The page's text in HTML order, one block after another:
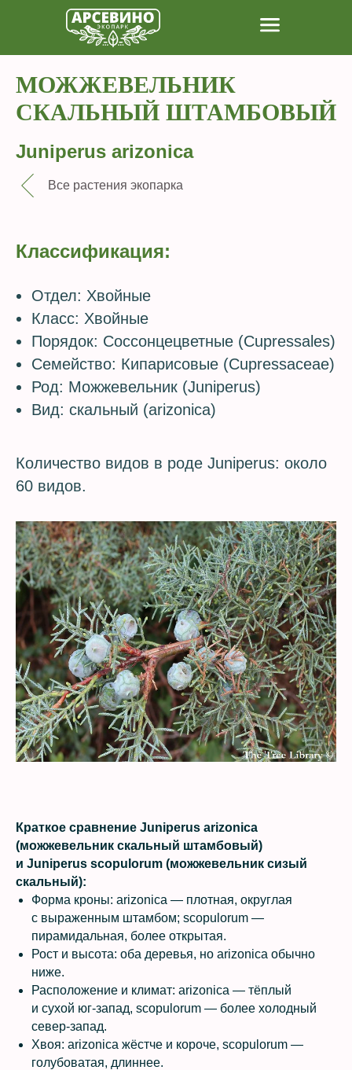
МОЖЖЕВЕЛЬНИК
СКАЛЬНЫЙ ШТАМБОВЫЙ
Juniperus arizonica
Все растения экопарка
Классификация:
Отдел: Хвойные
Класс: Хвойные
Порядок: Соссонцецветные (Cupressales)
Семейство: Кипарисовые (Cupressaceae)
Род: Можжевельник (Juniperus)
Вид: скальный (arizonica)
Количество видов в роде Juniperus: около
60 видов.
Краткое сравнение Juniperus arizonica
(можжевельник скальный штамбовый)
и Juniperus scopulorum (можжевельник сизый
скальный):
Форма кроны: arizonica — плотная, округлая
с выраженным штамбом; scopulorum —
пирамидальная, более открытая.
Рост и высота: оба деревья, но arizonica обычно
ниже.
Расположение и климат: arizonica — тёплый
и сухой юг-запад, scopulorum — более холодный
север-запад.
Хвоя: arizonica жёстче и короче, scopulorum —
голубоватая, длиннее.